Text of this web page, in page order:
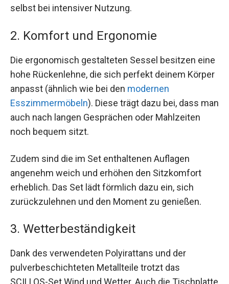
selbst bei intensiver Nutzung.
2. Komfort und Ergonomie
Die ergonomisch gestalteten Sessel besitzen eine
hohe Rückenlehne, die sich perfekt deinem Körper
anpasst (ähnlich wie bei den modernen
Esszimmermöbeln). Diese trägt dazu bei, dass man
auch nach langen Gesprächen oder Mahlzeiten
noch bequem sitzt.
Zudem sind die im Set enthaltenen Auflagen
angenehm weich und erhöhen den Sitzkomfort
erheblich. Das Set lädt förmlich dazu ein, sich
zurückzulehnen und den Moment zu genießen.
3. Wetterbeständigkeit
Dank des verwendeten Polyirattans und der
pulverbeschichteten Metallteile trotzt das
SCILLOS-Set Wind und Wetter. Auch die Tischplatte